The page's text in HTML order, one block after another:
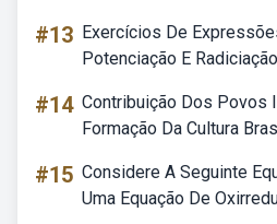
#13 Exercícios De
Potenciação E
#14 Contribuição Dos Povos
Formação Da Cultura
#15 Considere A Seguinte
Uma Equação De